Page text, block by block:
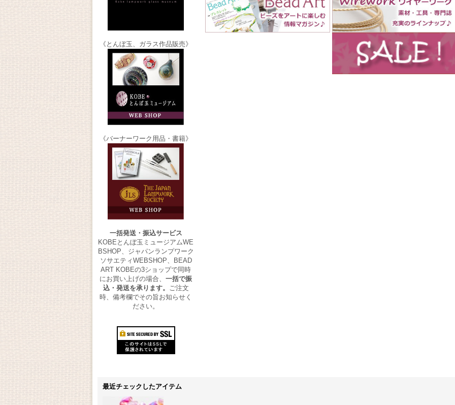
《とんぼ玉、ガラス作品販売》
《バーナーワーク用品・書籍》
一括発送・振込サービス
KOBEとんぼ玉ミュージアムWE
BSHOP、ジャパンランプワーク
ソサエティWEBSHOP、BEAD
ART KOBEの3ショップで同時
にお買い上げの場合、 一括で振
込・発送を承ります。 ご注文
時、備考欄でその旨お知らせく
ださい。
最近チェックしたアイテム